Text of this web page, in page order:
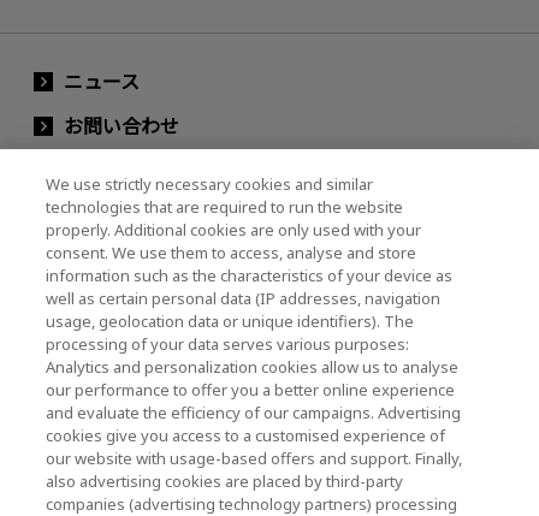
ニュース
お問い合わせ
キオクシア株式会社ウェブサイト（製品・研究開
発情報）
キオクシア株式会社ホーム
法人のお客様
個人のお客様
We use strictly necessary cookies and similar
technologies that are required to run the website
properly. Additional cookies are only used with your
consent. We use them to access, analyse and store
information such as the characteristics of your device as
well as certain personal data (IP addresses, navigation
usage, geolocation data or unique identifiers). The
processing of your data serves various purposes:
Analytics and personalization cookies allow us to analyse
our performance to offer you a better online experience
and evaluate the efficiency of our campaigns. Advertising
cookies give you access to a customised experience of
our website with usage-based offers and support. Finally,
also advertising cookies are placed by third-party
companies (advertising technology partners) processing